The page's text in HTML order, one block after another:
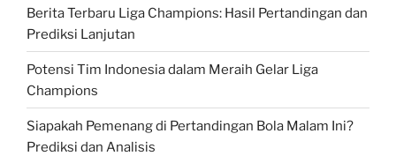
Berita Terbaru Liga Champions: Hasil Pertandingan dan
Prediksi Lanjutan
Potensi Tim Indonesia dalam Meraih Gelar Liga
Champions
Siapakah Pemenang di Pertandingan Bola Malam Ini?
Prediksi dan Analisis